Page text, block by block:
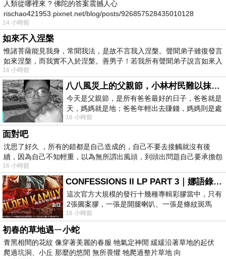
人類從哪裡來 ? 佛陀的答案震撼人心
rischao421953.pixnet.net/blog/posts/926857528435010128
14 小時前
如來不入涅槃
惟諸菩薩能見我身，常聞我法，是故不言我入涅槃。聲聞弟子雖復發言
如來涅槃，而我實不入於涅槃。善男子！若我所有聲聞弟子說言如來入
16 小時前
八八風災上的父親節，小林村民難以抹滅的痛
今天是父親節，是所有爸爸最好的日子，爸爸就是
天，媽媽就是地；爸爸年輕出去賺錢，媽媽則是處
理家務，職業不分高低貴賤，只有人品才
16 小時前
面對吧
沈思了好久 ，所有的錯都是自己造成的，自己不要去接觸就沒有後
續，因為自己不知輕重，以為無所謂出風頭，到頭出問題自己要承擔怨
不
16 小時前
CONFESSIONS II LP PART 3｜娜語錄II LP PART 3
這次官方大規模的發行十幾種專輯彩膠當中，只有
2張圖案膠，一張是開腿喇叭、一張是條紋斑馬
版；目前官網上只剩澳洲商店AU STORE
16 小時前
初春的草地遇ㄧ小蛇
青黑相間的花紋 像穿著美麗的春服 牠氣定神閒 緩緩沿著草地的起伏
爬過坑洞、小丘 那麼的悠閒 無所畏懼 牠爬過整片草地 向